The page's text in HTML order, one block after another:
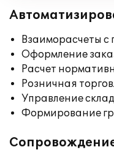
Взаиморасчеты с
Оформление
Расчет
Розничная
Управление
Формирование